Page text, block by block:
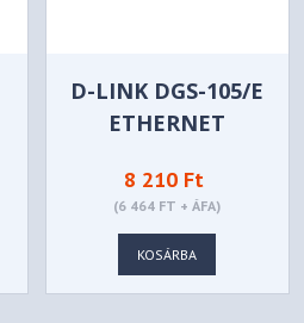
D-LINK DGS-105/E
ETHERNET
8 210 Ft
(6 464 FT + ÁFA)
KOSÁRBA